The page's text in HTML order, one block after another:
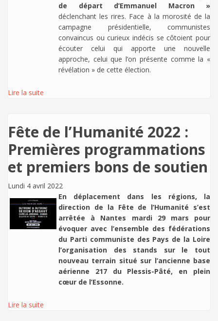
de départ d’Emmanuel Macron »
déclenchant les rires. Face à la morosité de la
campagne présidentielle, communistes
convaincus ou curieux indécis se côtoient pour
écouter celui qui apporte une nouvelle
approche, celui que l’on présente comme la «
révélation » de cette élection.
Lire la suite
Fête de l’Humanité 2022 :
Premières programmations
et premiers bons de soutien
Lundi 4 avril 2022
En déplacement dans les régions, la
direction de la Fête de l’Humanité s’est
arrêtée à Nantes mardi 29 mars pour
évoquer avec l’ensemble des fédérations
du Parti communiste des Pays de la Loire
l’organisation des stands sur le tout
nouveau terrain situé sur l’ancienne base
aérienne 217 du Plessis-Pâté, en plein
cœur de l’Essonne.
Lire la suite